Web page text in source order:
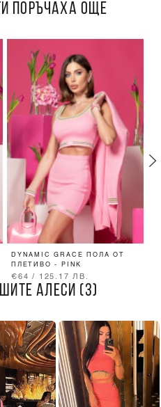
ПОРЪЧАХА ОЩЕ
DYNAMIC GRACE ПОЛА ОТ
ПЛЕТИВО - PINK
€64 / 125.17 ЛВ.
АЛЕСИ (3)